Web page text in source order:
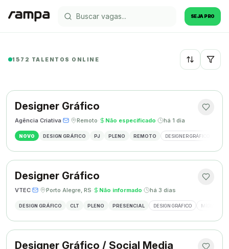
SEJA PRO
1572 TALENTOS ONLINE Recentes
Designer Gráfico
Agência Criativa· · Remoto· Não especificado· há 1 dia
NOVO DESIGN GRÁFICO PJ PLENO REMOTO DESIGNER GRÁFICO
Designer Gráfico
VTEC· · Porto Alegre, RS· Não informado· há 3 dias
DESIGN GRÁFICO CLT PLENO PRESENCIAL DESIGN GRÁFICO MÍDIAS
Designer Gráfico / Social Media